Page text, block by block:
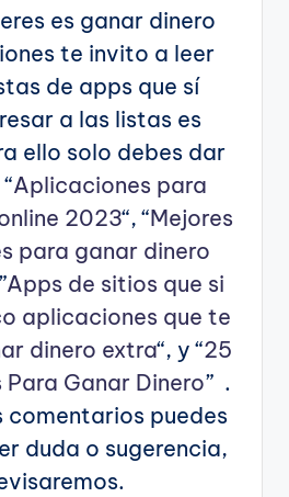
es ganar dinero
te invito a leer
de apps que sí
a las listas es
ello solo debes dar
Aplicaciones para
2023“, “Mejores
para ganar dinero
Apps de sitios que si
aplicaciones que te
dinero extra“, y “25
Ganar Dinero” .
comentarios puedes
duda o sugerencia,